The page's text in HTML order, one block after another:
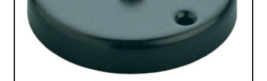
TARJOUKSET